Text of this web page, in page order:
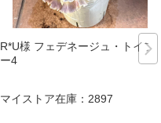
R*U様 フェデネージュ・トイプ
ー4
マイストア在庫： 2897